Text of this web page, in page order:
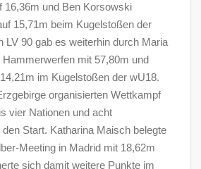
16,36m und Ben Korsowski
15,71m beim Kugelstoßen der
LV 90 gab es weiterhin durch Maria
mit 57,80m und
im Kugelstoßen der wU18.
organisierten Wettkampf
vier Nationen und acht
Start. Katharina Maisch belegte
Meeting in Madrid mit 18,62m
sich damit weitere Punkte im